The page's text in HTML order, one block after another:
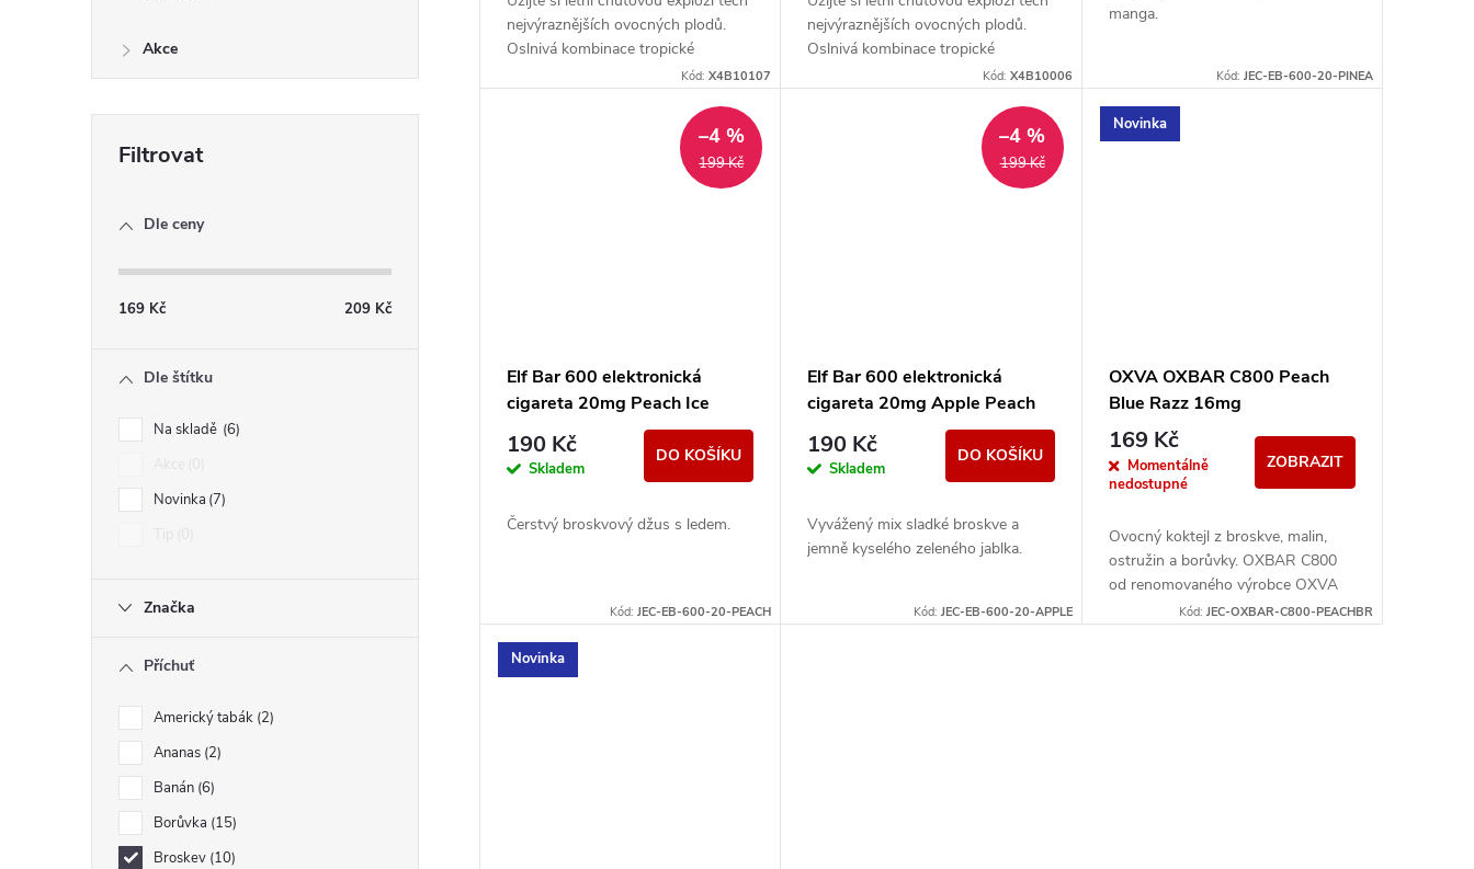
Akce
Dle ceny
169 Kč 209 Kč
Dle štítku
Na skladě 6
Novinka 7
Značka
Příchuť
Americký tabák 2
Ananas 2
Banán 6
Borůvka 15
Broskev 10
nejvýraznějších ovocných plodů.
Oslnivá kombinace tropické
sladkosti se silně šťavnatými tóny
Kód:X4B10107
nejvýraznějších ovocných plodů.
Oslnivá kombinace tropické
sladkosti se silně šťavnatými tóny
Kód: X4B10006
manga.
Kód: JEC-EB-600-20-PINEA
199 Kč
–4 %
Elf Bar 600 elektronická
cigareta 20mg Peach Ice
190 Kč
Skladem
DO KOŠÍKU
Čerstvý broskvový džus s ledem.
Kód:JEC-EB-600-20-PEACH
199 Kč
–4 %
Elf Bar 600 elektronická
cigareta 20mg Apple Peach
190 Kč
Skladem
DO KOŠÍKU
Vyvážený mix sladké broskve a
jemně kyselého zeleného jablka.
Kód: JEC-EB-600-20-APPLE
Novinka
OXVA OXBAR C800 Peach
Blue Razz 16mg
169 Kč
Momentálně
nedostupné
ZOBRAZIT
Ovocný koktejl z broskve, malin,
ostružin a borůvky. OXBAR C800
od renomovaného výrobce OXVA
přináší moderní krystalický design,
Kód: JEC-OXBAR-C800-PEACHBR
Novinka